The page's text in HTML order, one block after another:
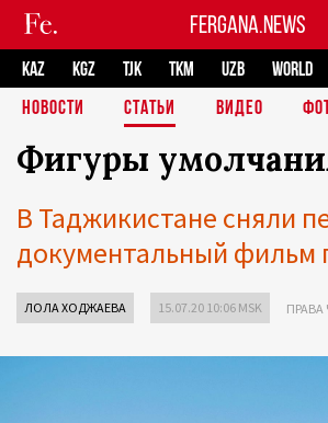
FERGANA.NEWS
KAZ KGZ TJK TKM UZB
WORLD
НОВОСТИ
СТАТЬИ ВИДЕО
Фигуры
В Таджикистане сняли
документальный фильм
ЛОЛА ХОДЖАЕВА 15.07.20 10:06 MSK ПРАВА